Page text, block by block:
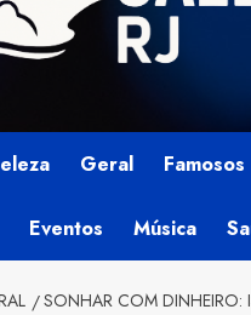
Geral Famosos
Eventos Música
SONHAR COM DINHEIRO: